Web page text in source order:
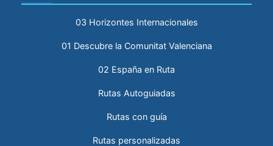
03 Horizontes Internacionales
01 Descubre la Comunitat Valenciana
02 España en Ruta
Rutas Autoguiadas
Rutas con guía
Rutas personalizadas